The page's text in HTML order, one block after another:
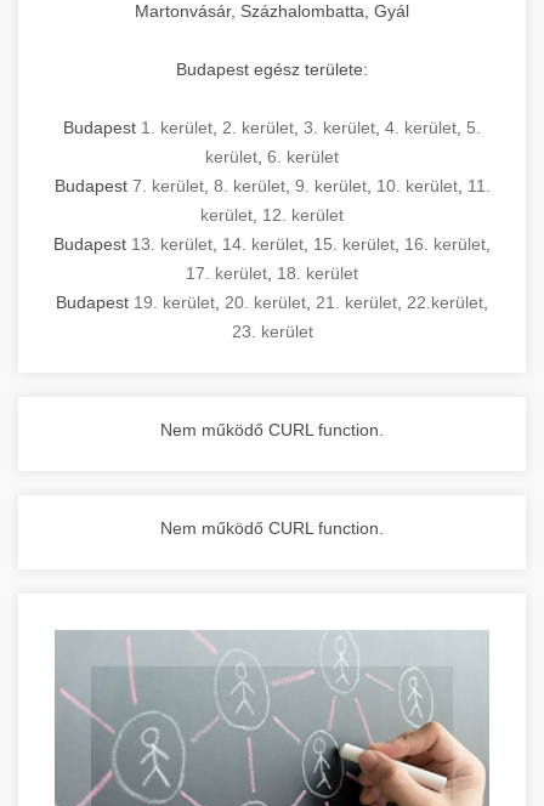
Martonvásár, Százhalombatta, Gyál
Budapest egész területe:
Budapest 1. kerület 2. kerület 3. kerület 4. kerület 5.
kerület 6. kerület
Budapest 7. kerület, 8. kerület, 9. kerület, 10. kerület, 11.
kerület 12. kerület
Budapest 13. kerület 14. kerület 15. kerület 16. kerület
17. kerület 18. kerület
Budapest 19. kerület 20. kerület 21. kerület 22.kerület
23. kerület
Nem működő CURL function.
Nem működő CURL function.